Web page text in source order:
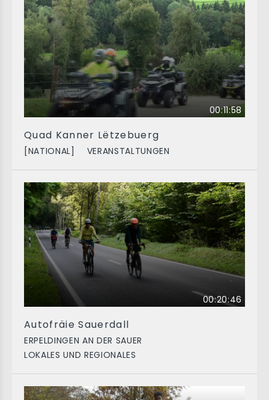
00:11:58
Quad Kanner Lëtzebuerg
[NATIONAL] VERANSTALTUNGEN
00:20:46
Autofräie Sauerdall
ERPELDINGEN AN DER SAUER
LOKALES UND REGIONALES